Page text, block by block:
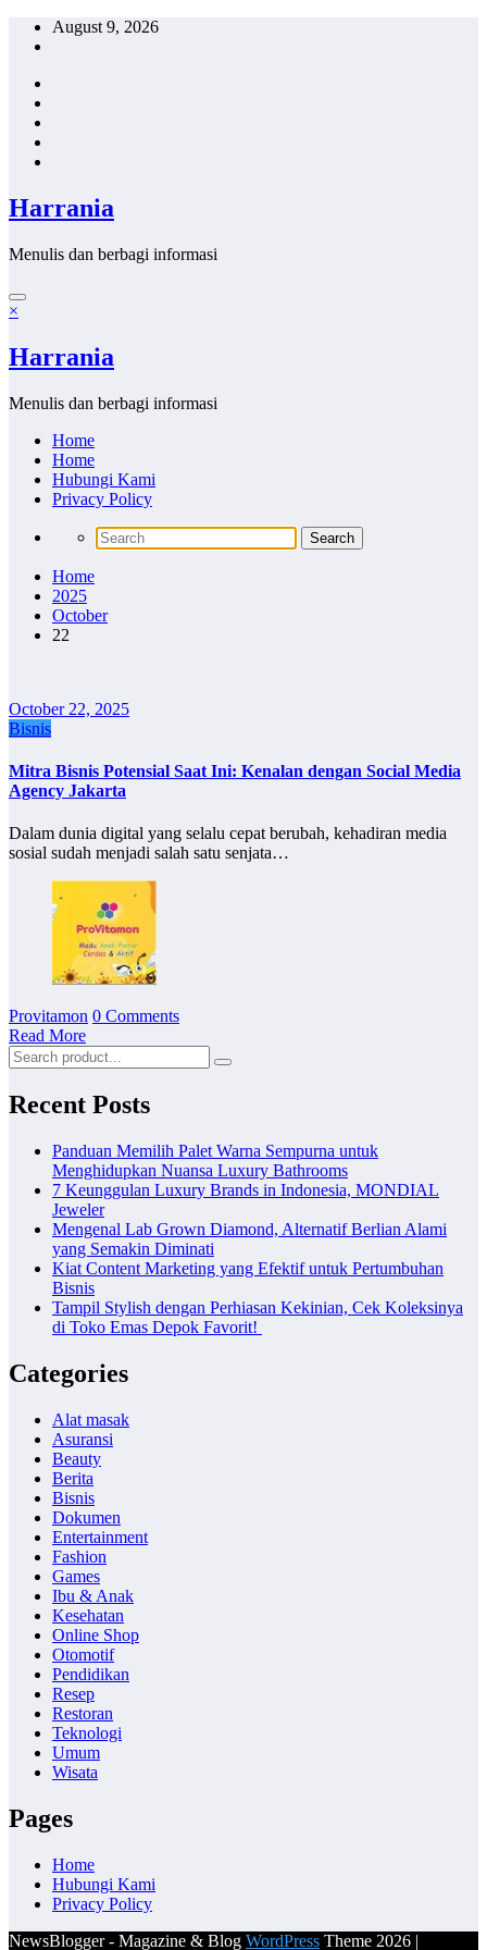
Skip
August 9, 2026
Harrania
Menulis dan berbagi informasi
×
Harrania
Menulis dan berbagi informasi
Home
Home
Hubungi Kami
Privacy Policy
Home
2025
October
22
October 22, 2025
Bisnis
Mitra Bisnis Potensial Saat Ini: Kenalan dengan Social Media
Agency Jakarta
Dalam dunia digital yang selalu cepat berubah, kehadiran media
sosial sudah menjadi salah satu senjata…
Provitamon 0 Comments
Read More
Recent Posts
Panduan Memilih Palet Warna Sempurna untuk
Menghidupkan Nuansa Luxury Bathrooms
7 Keunggulan Luxury Brands in Indonesia, MONDIAL
Jeweler
Mengenal Lab Grown Diamond, Alternatif Berlian Alami
yang Semakin Diminati
Kiat Content Marketing yang Efektif untuk Pertumbuhan
Bisnis
Tampil Stylish dengan Perhiasan Kekinian, Cek Koleksinya
di Toko Emas Depok Favorit!
Categories
Alat masak
Asuransi
Beauty
Berita
Bisnis
Dokumen
Entertainment
Fashion
Games
Ibu & Anak
Kesehatan
Online Shop
Otomotif
Pendidikan
Resep
Restoran
Teknologi
Umum
Wisata
Pages
Home
Hubungi Kami
Privacy Policy
NewsBlogger - Magazine & Blog WordPress Theme 2026 |